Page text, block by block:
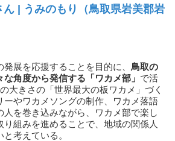
| うみのもり（鳥取県岩美郡岩
展を応援することを目的に、 鳥取の
角度から発信する「ワカメ部」 で活
大きさの「世界最大の板ワカメ」づく
ーやワカメソングの制作、ワカメ落語
人を巻き込みながら、ワカメ部で楽し
り組みを進めることで、地域の関係人
考えている。